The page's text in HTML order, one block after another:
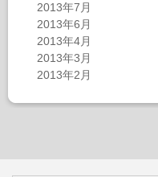
2013年7月
2013年6月
2013年4月
2013年3月
2013年2月